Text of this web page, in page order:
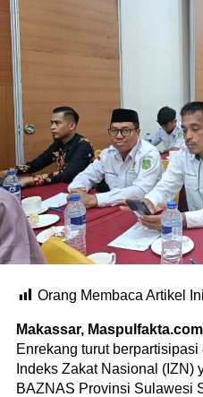
Orang Membaca Artikel
Makassar, Maspulfakta.com
Enrekang turut
Indeks Zakat Nasional (IZN)
BAZNAS Provinsi Sulawesi